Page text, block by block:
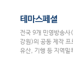
테마스페셜
전국 9개 민영방송
강원)의 공동 제작 프
유산, 기행 등 지역밀